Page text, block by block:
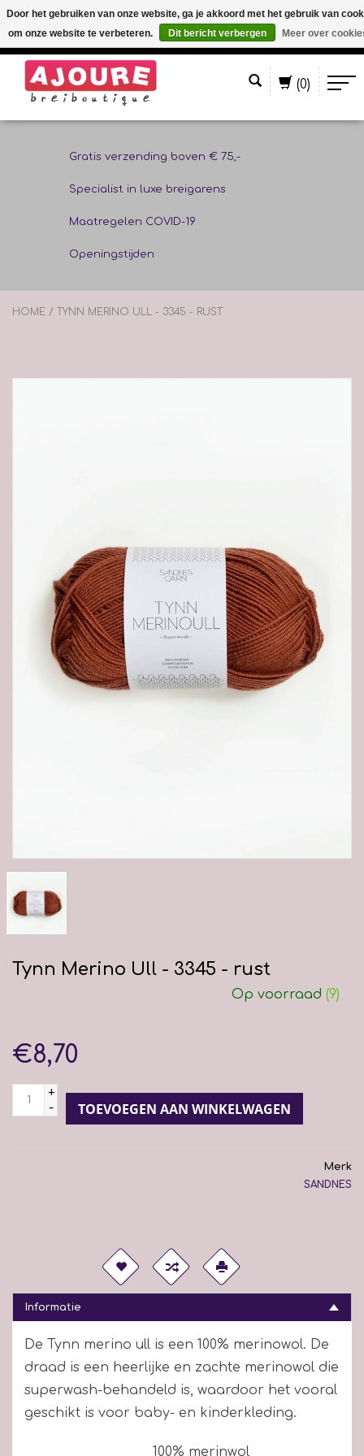
(0)
Gratis verzending boven € 75,-
Specialist in luxe breigarens
Maatregelen COVID-19
Openingstijden
HOME / TYNN MERINO ULL - 3345 - RUST
Tynn Merino Ull - 3345 - rust
Op voorraad (9)
€8,70
+
-
TOEVOEGEN AAN WINKELWAGEN
Merk
SANDNES
Informatie
De Tynn merino ull is een 100% merinowol. De
draad is een heerlijke en zachte merinowol die
superwash-behandeld is, waardoor het vooral
geschikt is voor baby- en kinderkleding.
100% merinwol
Door het gebruiken van onze website, ga je akkoord met het gebruik van
om onze website te verbeteren.
Dit bericht verbergen Meer over